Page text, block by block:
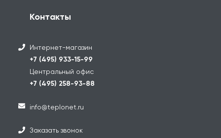
Контакты
Интернет-магазин
+7 (495) 933-15-99
Центральный офис
+7 (495) 258-93-88
info@teplonet.ru
Заказать звонок